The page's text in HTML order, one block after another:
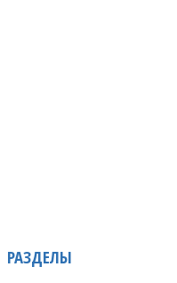
РАЗДЕЛЫ